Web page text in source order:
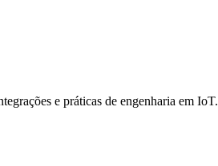
e práticas de engenharia em IoT.